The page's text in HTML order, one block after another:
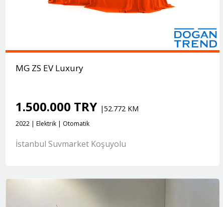
MG ZS EV Luxury
1.500.000 TRY |52.772 KM
2022 | Elektrik | Otomatik
İstanbul Suvmarket Koşuyolu